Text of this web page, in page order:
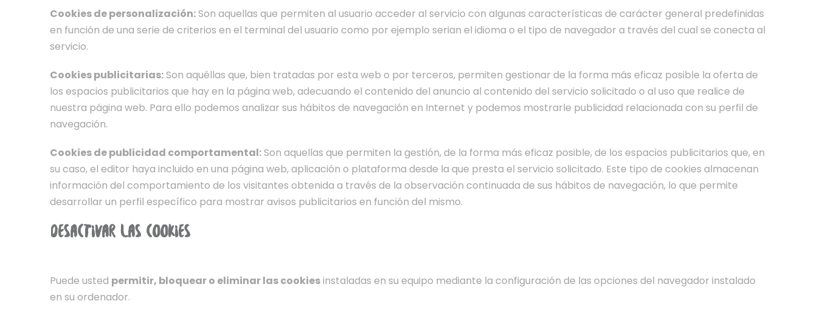
Cookies de personalización:Son aquellas que permiten al usuario acceder al servicio con algunas características de carácter general predefinidas
en función de una serie de criterios en el terminal del usuario como por ejemplo serian el idioma o el tipo de navegador a través del cual se conecta al
servicio.
Cookies publicitarias:Son aquéllas que, bien tratadas por esta web o por terceros, permiten gestionar de la forma más eficaz posible la oferta de
los espacios publicitarios que hay en la página web, adecuando el contenido del anuncio al contenido del servicio solicitado o al uso que realice de
nuestra página web. Para ello podemos analizar sus hábitos de navegación en Internet y podemos mostrarle publicidad relacionada con su perfil de
navegación.
Cookies de publicidad comportamental:Son aquellas que permiten la gestión, de la forma más eficaz posible, de los espacios publicitarios que, en
su caso, el editor haya incluido en una página web, aplicación o plataforma desde la que presta el servicio solicitado. Este tipo de cookies almacenan
información del comportamiento de los visitantes obtenida a través de la observación continuada de sus hábitos de navegación, lo que permite
desarrollar un perfil específico para mostrar avisos publicitarios en función del mismo.
DESACTIVAR LAS COOKIES
Puede usted permitir, bloquear o eliminar las cookiesinstaladas en su equipo mediante la configuración de las opciones del navegador instalado
en su ordenador.